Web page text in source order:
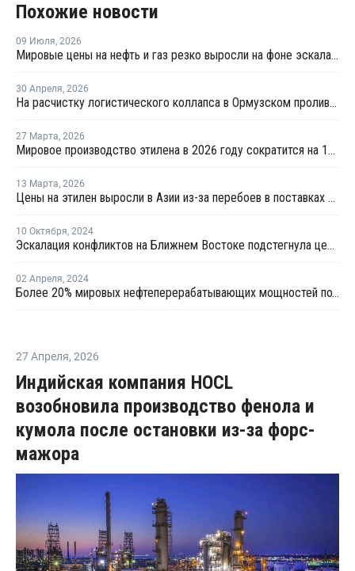
Похожие новости
09 Июля, 2026
Мировые цены на нефть и газ резко выросли на фоне эскалации на Ближнем Востоке
30 Апреля, 2026
На расчистку логистического коллапса в Ормузском проливе уйдет не менее 275 дней
27 Марта, 2026
Мировое производство этилена в 2026 году сократится на 12% на фоне конфликта на Ближнем Востоке
13 Марта, 2026
Цены на этилен выросли в Азии из-за перебоев в поставках и повышения цен на энергоносители
10 Октября, 2024
Эскалация конфликтов на Ближнем Востоке подстегнула цены на сырую нефть
02 Апреля, 2024
Более 20% мировых нефтеперерабатывающих мощностей под угрозой закрытия из-за снижения рентабельности переработки
27 Апреля, 2026
Индийская компания HOCL
возобновила производство фенола и
кумола после остановки из-за форс-
мажора